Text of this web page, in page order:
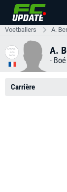
Voetballers A.
A.
- Boé
Carrière